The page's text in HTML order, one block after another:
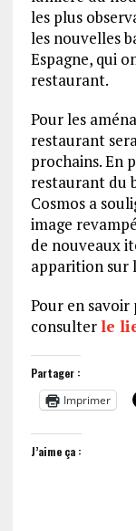
les plus
les nouvelles
Espagne, qui
restaurant.
Pour les
restaurant
prochains. En
restaurant du
Cosmos a
image
de nouveaux
apparition sur
Pour en savoir
consulterle
Partager :
Imprimer
J’aime ça :